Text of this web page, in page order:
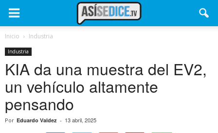
Inicio Industria
Industria
KIA da una muestra del EV2,
un vehículo altamente
pensando
Por Eduardo Valdez - 13 abril, 2025